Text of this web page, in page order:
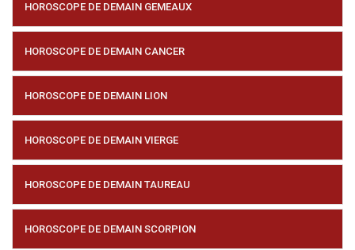
HOROSCOPE DE DEMAIN GEMEAUX
HOROSCOPE DE DEMAIN CANCER
HOROSCOPE DE DEMAIN LION
HOROSCOPE DE DEMAIN VIERGE
HOROSCOPE DE DEMAIN TAUREAU
HOROSCOPE DE DEMAIN SCORPION